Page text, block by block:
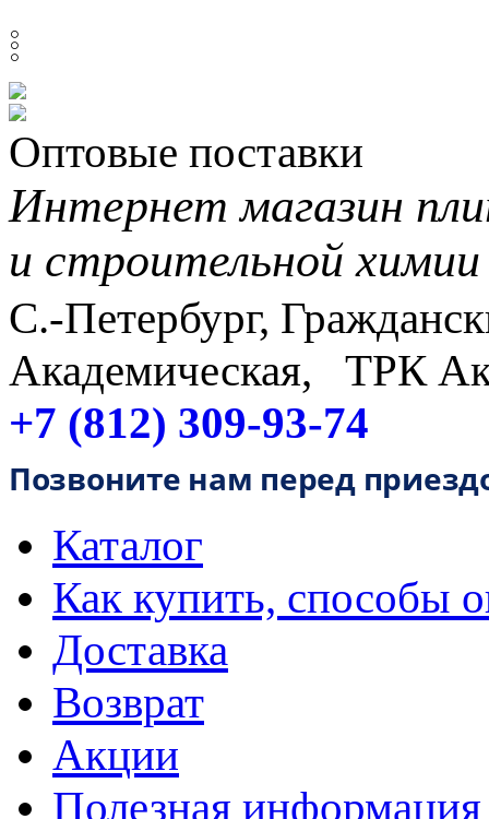
𓏬
Оптовые поставки
Интернет магазин
и строительной химии
С.-Петербург,
Академическая, ТРК
+7 (812) 309-93-74
Позвоните нам перед
Каталог
Как купить, способы
Доставка
Возврат
Акции
Полезная информация